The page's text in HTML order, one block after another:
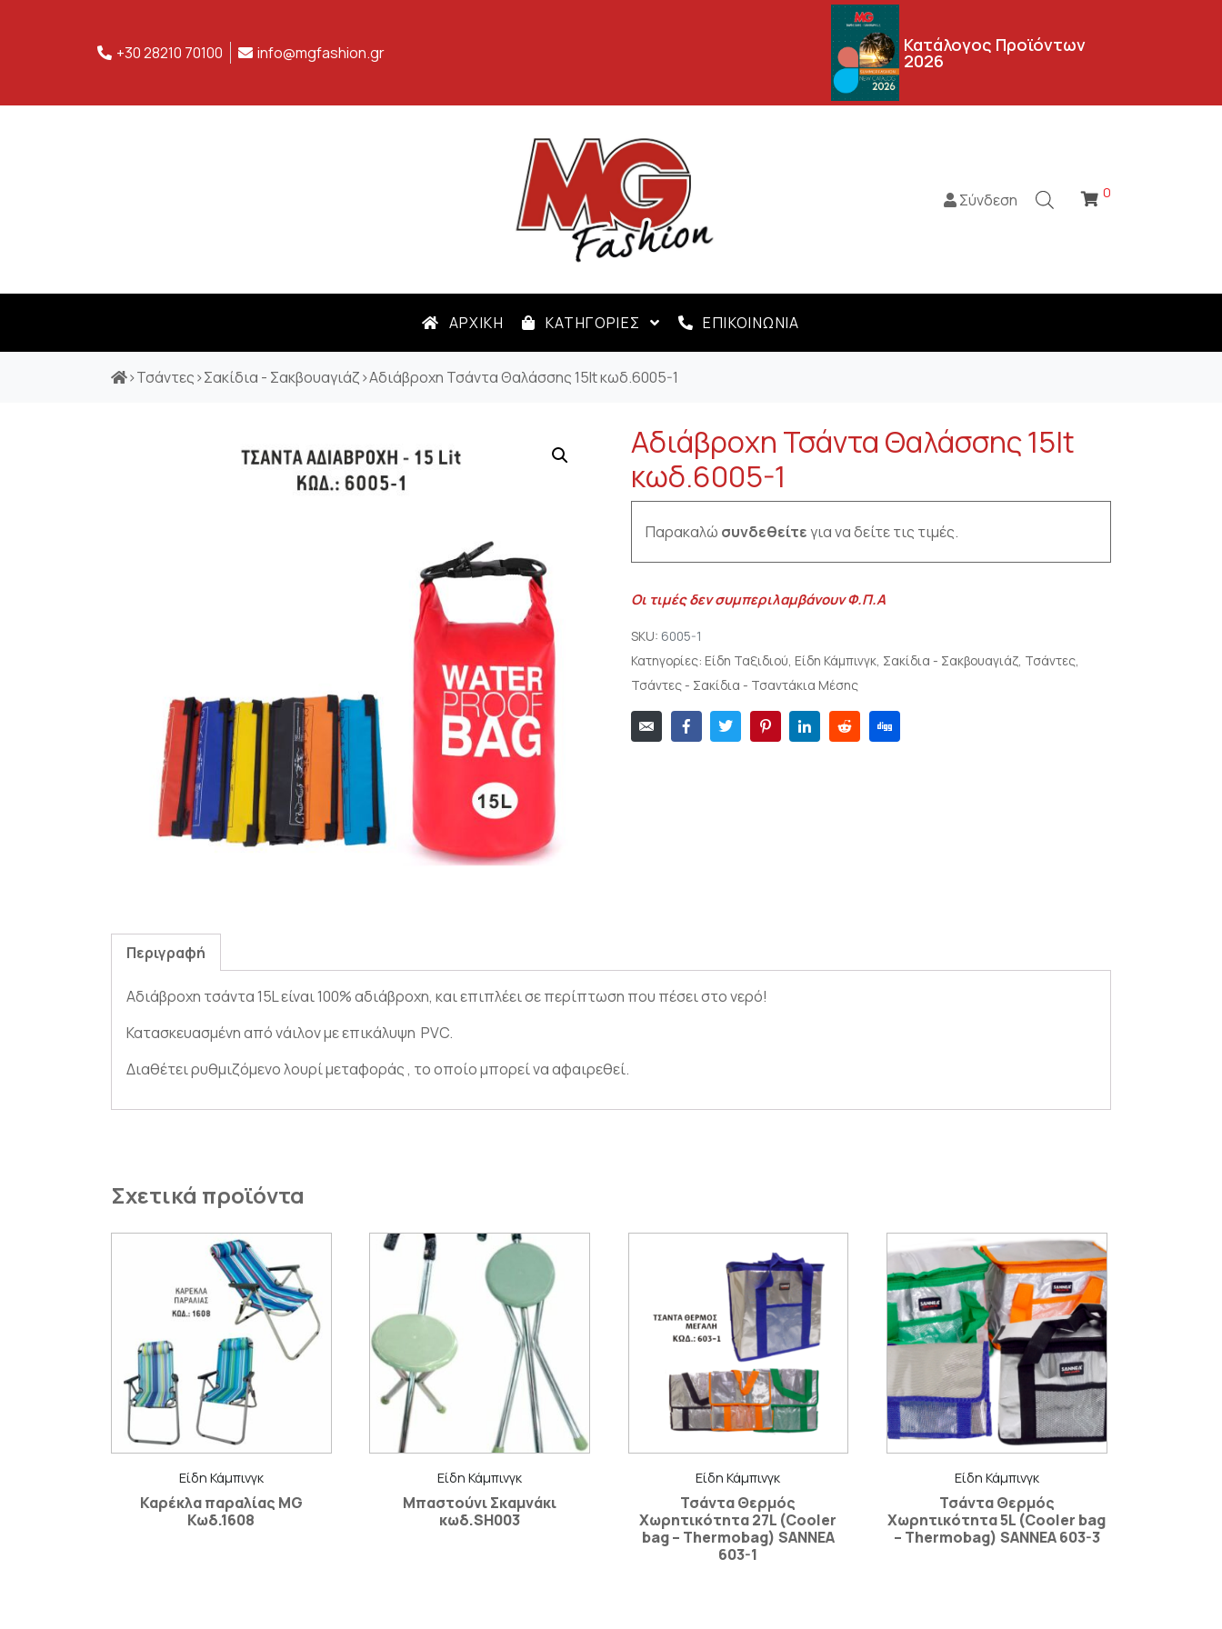
+30 28210 70100 info@mgfashion.gr Κατάλογος Προϊόντων
2026
Σύνδεση 0
ΑΡΧΙΚΗ ΚΑΤΗΓΟΡΙΕΣ ΕΠΙΚΟΙΝΩΝΙΑ
>Τσάντες>Σακίδια - Σακβουαγιάζ>Αδιάβροχη Τσάντα Θαλάσσης 15lt κωδ.6005-1
Αδιάβροχη Τσάντα Θαλάσσης 15lt
κωδ.6005-1
Παρακαλώ συνδεθείτεγια να δείτε τις τιμές.
Οι τιμές δεν συμπεριλαμβάνουν Φ.Π.Α
SKU: 6005-1
Κατηγορίες: Είδη Ταξιδιού, Είδη Κάμπινγκ, Σακίδια - Σακβουαγιάζ, Τσάντες,
Τσάντες - Σακίδια - Τσαντάκια Μέσης
Περιγραφή
Αδιάβροχη τσάντα 15L είναι 100% αδιάβροχη, και επιπλέει σε περίπτωση που πέσει στο νερό!
Κατασκευασμένη από νάιλον με επικάλυψη PVC.
Διαθέτει ρυθμιζόμενο λουρί μεταφοράς , το οποίο μπορεί να αφαιρεθεί.
Σχετικά προϊόντα
Είδη Κάμπινγκ
Καρέκλα παραλίας MG
Κωδ.1608
Είδη Κάμπινγκ
Μπαστούνι Σκαμνάκι
κωδ.SH003
Είδη Κάμπινγκ
Τσάντα Θερμός
Χωρητικότητα 27L (Cooler
bag – Thermobag) SANNEA
603-1
Είδη Κάμπινγκ
Τσάντα Θερμός
Χωρητικότητα 5L (Cooler bag
– Thermobag) SANNEA 603-3